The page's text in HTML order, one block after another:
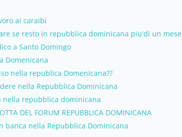
ai caraibi
se resto in repubblica dominicana piu'di un mese
a Santo Domingo
Domenicana
nella republica Domenicana??
nella Repubblica Dominicana
nella repubblica dominicana
DEL FORUM REPUBBLICA DOMINICANA
banca nella Repubblica DomInicana